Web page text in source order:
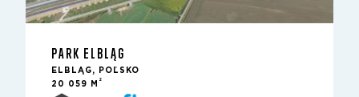
PARK ELBLĄG
ELBLĄG, POĽSKO
20 059 M
2